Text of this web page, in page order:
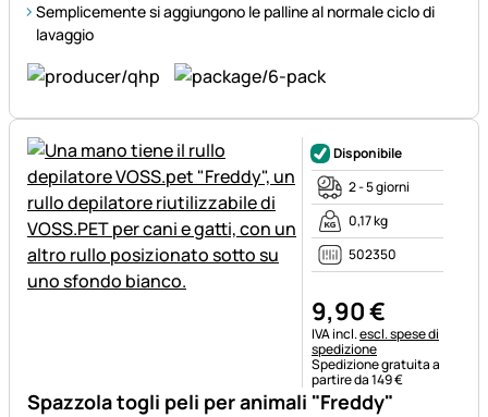
Semplicemente si aggiungono le palline al normale ciclo di
lavaggio
Spazzola togli peli per animali "Freddy"
Disponibile
2 - 5 giorni
0,17 kg
502350
9,90€
Informazioni fiscali:
IVA incl.escl. spese di
spedizione
Spedizione gratuita a
partire da 149 €